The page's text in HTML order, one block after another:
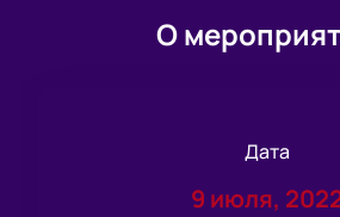
О
Дата
9 июля,